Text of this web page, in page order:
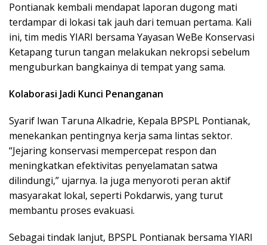
Pontianak kembali mendapat laporan dugong mati
terdampar di lokasi tak jauh dari temuan pertama. Kali
ini, tim medis YIARI bersama Yayasan WeBe Konservasi
Ketapang turun tangan melakukan nekropsi sebelum
menguburkan bangkainya di tempat yang sama.
Kolaborasi Jadi Kunci Penanganan
Syarif Iwan Taruna Alkadrie, Kepala BPSPL Pontianak,
menekankan pentingnya kerja sama lintas sektor.
“Jejaring konservasi mempercepat respon dan
meningkatkan efektivitas penyelamatan satwa
dilindungi,” ujarnya. Ia juga menyoroti peran aktif
masyarakat lokal, seperti Pokdarwis, yang turut
membantu proses evakuasi.
Sebagai tindak lanjut, BPSPL Pontianak bersama YIARI